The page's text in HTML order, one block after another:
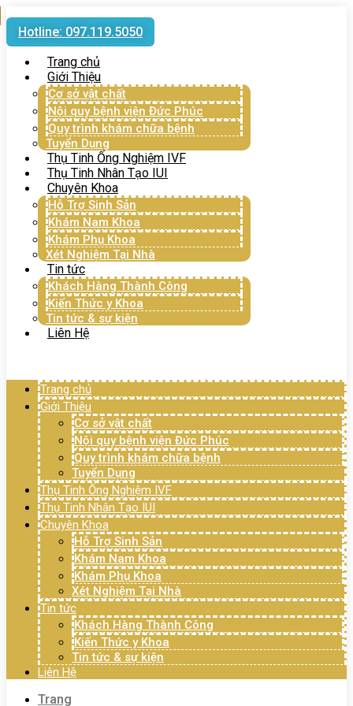
Hotline: 097.119.5050
Trang chủ
Giới Thiệu
Cơ sở vật chất
Nội quy bệnh viện Đức Phúc
Quy trình khám chữa bệnh
Tuyển Dụng
Thụ Tinh Ống Nghiệm IVF
Thụ Tinh Nhân Tạo IUI
Chuyên Khoa
Hỗ Trợ Sinh Sản
Khám Nam Khoa
Khám Phụ Khoa
Xét Nghiệm Tại Nhà
Tin tức
Khách Hàng Thành Công
Kiến Thức y Khoa
Tin tức & sự kiện
Liên Hệ
Trang chủ
Giới Thiệu
Cơ sở vật chất
Nội quy bệnh viện Đức Phúc
Quy trình khám chữa bệnh
Tuyển Dụng
Thụ Tinh Ống Nghiệm IVF
Thụ Tinh Nhân Tạo IUI
Chuyên Khoa
Hỗ Trợ Sinh Sản
Khám Nam Khoa
Khám Phụ Khoa
Xét Nghiệm Tại Nhà
Tin tức
Khách Hàng Thành Công
Kiến Thức y Khoa
Tin tức & sự kiện
Liên Hệ
Trang